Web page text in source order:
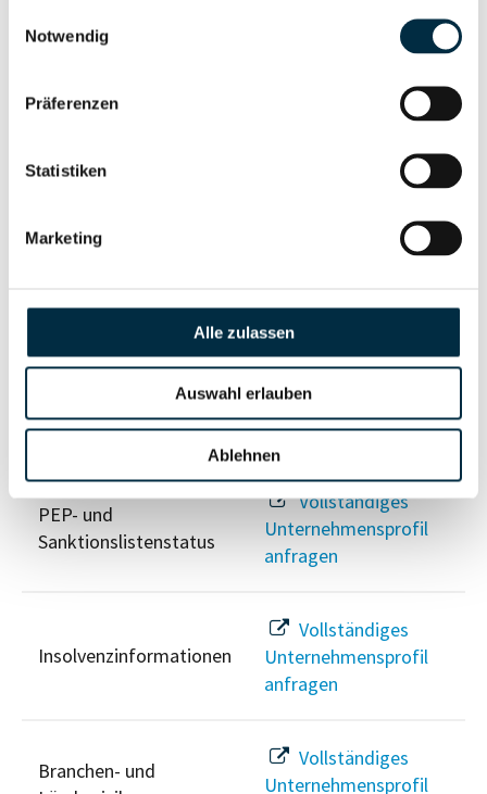
Notwendig
Präferenzen
Statistiken
Marketing
Alle zulassen
Auswahl erlauben
Ablehnen
Gesellschafterstruktur
Vollständiges
Unternehmensprofil
Unternehmensnetzwerk
Unternehmensprofil
Berechtigten Pfad
anfragen
Risikoinformationen
PEP- und
Sanktionslistenstatus
Vollständiges
Unternehmensprofil
anfragen
Insolvenzinformationen
Vollständiges
Unternehmensprofil
anfragen
Branchen- und
Vollständiges
Unternehmensprofil